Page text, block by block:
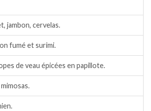
jambon, cervelas.
fumé et surimi.
de veau épicées en papillote.